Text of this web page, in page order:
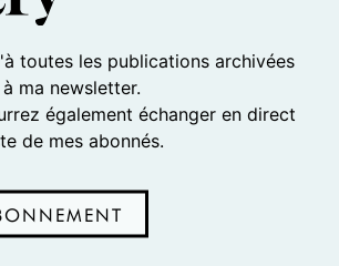
toutes les publications archivées
ma newsletter.
également échanger en direct
de mes abonnés.